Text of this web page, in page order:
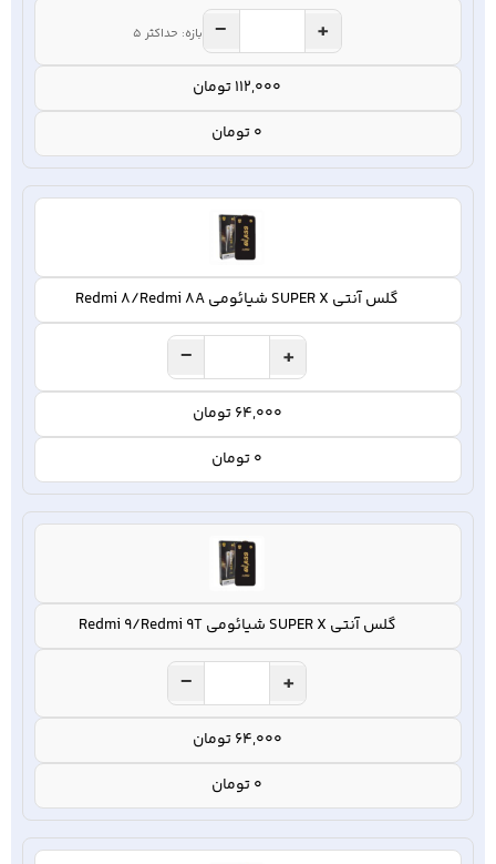
− + بازه: حداکثر 5
112,000 تومان
0 تومان
گلس آنتی SUPER X شیائومی Redmi 8/Redmi 8A
− +
64,000 تومان
0 تومان
گلس آنتی SUPER X شیائومی Redmi 9/Redmi 9T
− +
64,000 تومان
0 تومان